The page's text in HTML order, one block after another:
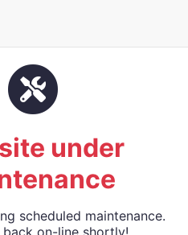
under
scheduled maintenance.